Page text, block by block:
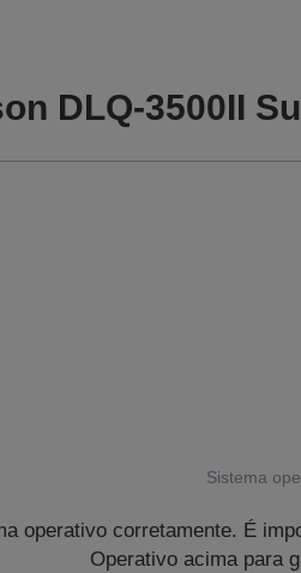
DLQ-3500II
Sistema
operativo corretamente. É
Operativo acima para